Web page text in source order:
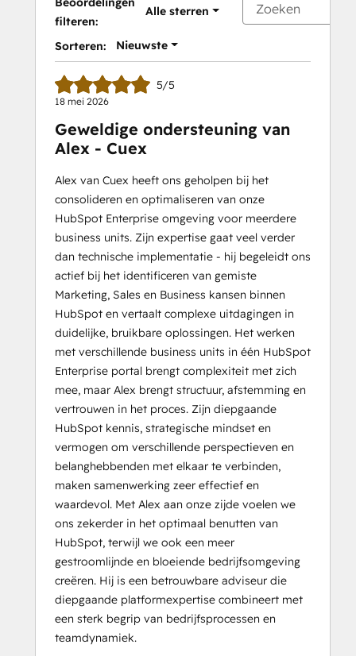
filteren:
Alle sterren
Sorteren: Nieuwste
5/5
18 mei 2026
Geweldige ondersteuning van
Alex - Cuex
Alex van Cuex heeft ons geholpen bij het
consolideren en optimaliseren van onze
HubSpot Enterprise omgeving voor meerdere
business units. Zijn expertise gaat veel verder
dan technische implementatie - hij begeleidt ons
actief bij het identificeren van gemiste
Marketing, Sales en Business kansen binnen
HubSpot en vertaalt complexe uitdagingen in
duidelijke, bruikbare oplossingen. Het werken
met verschillende business units in één HubSpot
Enterprise portal brengt complexiteit met zich
mee, maar Alex brengt structuur, afstemming en
vertrouwen in het proces. Zijn diepgaande
HubSpot kennis, strategische mindset en
vermogen om verschillende perspectieven en
belanghebbenden met elkaar te verbinden,
maken samenwerking zeer effectief en
waardevol. Met Alex aan onze zijde voelen we
ons zekerder in het optimaal benutten van
HubSpot, terwijl we ook een meer
gestroomlijnde en bloeiende bedrijfsomgeving
creëren. Hij is een betrouwbare adviseur die
diepgaande platformexpertise combineert met
een sterk begrip van bedrijfsprocessen en
teamdynamiek.